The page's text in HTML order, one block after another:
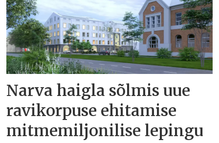
Narva haigla sõlmis uue
ravikorpuse ehitamise
mitmemiljonilise lepingu